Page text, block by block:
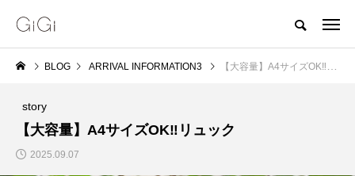
BLOG ARRIVAL INFORMATION3 【大容量】A4サイズOK‼︎リュック
story
【大容量】A4サイズOK‼︎リュック
2025.09.07